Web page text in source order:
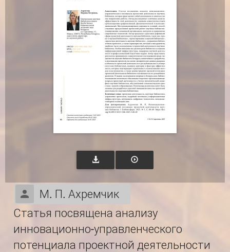
М. П. Ахремчик
Статья посвящена анализу
инновационно-управленческого
потенциала проектной деятельности